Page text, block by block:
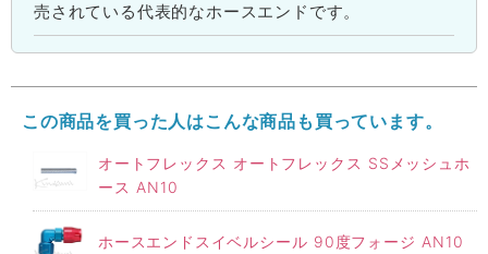
売されている代表的なホースエンドです。
この商品を買った人はこんな商品も買っています。
オートフレックス オートフレックス SSメッシュホ
ース AN10
ホースエンドスイベルシール 90度フォージ AN10